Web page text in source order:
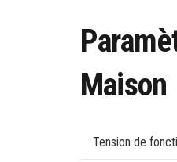
Maison
Tension de